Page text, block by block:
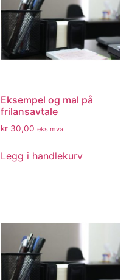
Eksempel og mal på
frilansavtale
kr 30,00 eks mva
Legg i handlekurv